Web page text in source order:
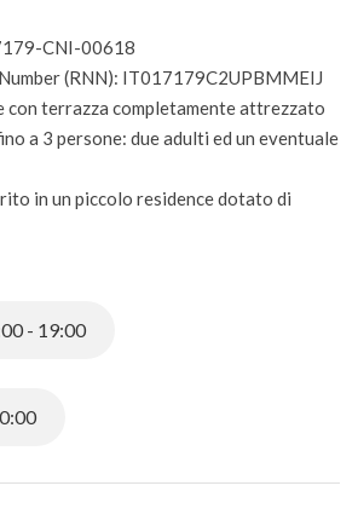
CNI-00618
(RNN): IT017179C2UPBMMEIJ
con terrazza completamente attrezzato
a 3 persone: due adulti ed un eventuale
in un piccolo residence dotato di
è raggiungibile a piedi in 5 minuti, e
storico di Sirmione.
piano cottura a induzione (4 fuochi),
- 19:00